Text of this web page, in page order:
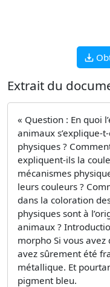
Extrait du
« Question : En quoi
animaux s’explique-
physiques ?
expliquent-ils la
mécanismes
leurs couleurs ?
dans la coloration
physiques sont à
animaux ?
morpho Si vous
avez sûrement été
métallique. Et
pigment bleu.